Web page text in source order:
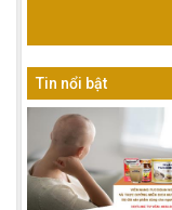
Tin nổi bật